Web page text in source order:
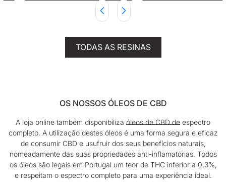
TODAS AS RESINAS
OS NOSSOS ÓLEOS DE CBD
A loja online também disponibiliza óleos de CBD de espectro
completo. A utilização destes óleos é uma forma segura e eficaz
de consumir CBD e usufruir dos seus benefícios naturais,
nomeadamente das suas propriedades anti-inflamatórias. Todos
os óleos são legais em Portugal um teor de THC inferior a 0,3%,
e respeitam o espectro completo para uma experiência ideal.